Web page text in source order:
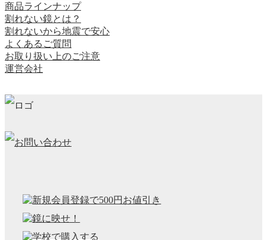
商品ラインナップ
割れない鏡とは？
割れないから地震で安心
よくあるご質問
お取り扱い上のご注意
運営会社